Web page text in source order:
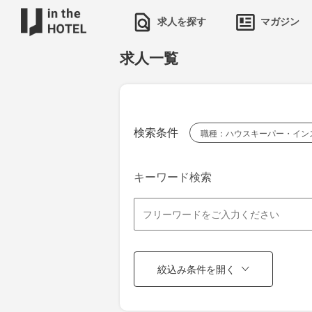
求人を探す マガジン
求人一覧
検索条件 職種：ハウスキーパー・イン
キーワード検索
絞込み条件を開く